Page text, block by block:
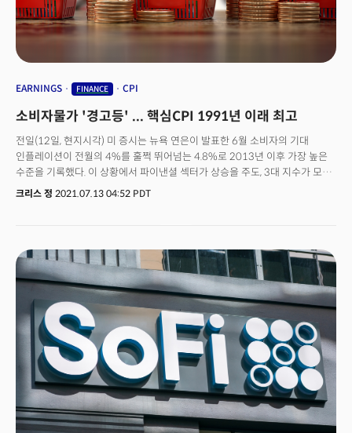
업체 패니 메이(Fannie Mae)의 크리사 헤일리 CFO 입장도 마찬가지다. 그는
“CFO는 재무만 담당하는 것이 아니라 ESG, 모델링, 분석 등에서도 집중할 수
있어야 한다”며 “CFO는 비즈니스가 어떤지 전반적으로 볼 수 있는 넓은
시야를 가지고 있어야 한다”고 말했다. 재무 계획을 분석해 전략적인 방향을
주장이다. 특히 헤일리 CFO는 재무팀은 우리 몸의 ‘간’과 같다고 비유했다.
것을 보고 CEO에게 데이터와 분석 정보, 재무적 배경을 제공해 CEO의
의사결정을 돕는다. 그는 “CFO는 CEO의 오른팔이다"라고 말했다. 불확실성
속에서 금융 기업들은 플레이북을 만든다. 다양한 시나리오 모델을 살펴보고
경제가 나아갈 수 있는 다양한 방법에 대해 생각한다. 헤일리 CFO는 “어떠한
계획을 가지고 있다고 해서 그 계획대로 흘러가지는 않지만 적어도 앞으로
어떻게 해야 하는지에 대한 플레이북이 있다는 것은 다행인 일”이라며 더 나은
데이터를 보고 결정한다. 데이터가 중요한 역할을 한다”라고 덧붙였다. 다음은
블룸버그 CFO 브리핑 컨퍼런스에 출연한 헤일리 패니 메이 CFO와 라슨
워크데이 CFO의 대담 전문이다.
EARNINGS FINANCE CPI
소비자물가 '경고등' ... 핵심CPI 1991년 이래 최고
전일(12일, 현지시각) 미 증시는 뉴욕 연은이 발표한 6월 소비자의 기대
인플레이션이 전월의 4%를 훌쩍 뛰어넘는 4.8%로 2013년 이후 가장 높은
수준을 기록했다. 이 상황에서 파이낸셜 섹터가 상승을 주도, 3대 지수가 모두
상승 마감했다. S&P500은 올해 39번째의 최고가 경신을 기록한 가운데 오늘
증가에 이어 2분기에도 전년대비 120%에 달하는 성장을 기록했을 것으로
전망됐다. 하지만 하반기 실적은 비용 증가 및 거래대금 감소 등으로 녹록치
않을 것으로 예상된다. 주가의 추가 상승여력은 배당 증액에 좌우될 것으로
관측된다. 한편 리치몬드 연은의 토마스 바킨 총재는 고용시장이 아직
채권매입 축소를 부를 정도로 회복되지 않았음을 시사했다. 뉴욕 연은의 존
윌리엄스 총재 역시 미국 경제가 아직 긴축을 시작할 정도의 여건을 충족하지
못하고 있음을 강조하며 연준 임원들이 일제히 비둘기파적인 메세지를
보였다는 점도 투자심리에 힘을 보탰다. 오늘 증시는 2분기 실적보고와 함께
미 노동통계국(BLS)이 발표하는 6월의 소비자물가지수(CPI)에 집중할
것으로 전망된다. 현재 시장은 일시적 인플레이션을 가격에 완전히 반영하고
있어 전망치를 웃도는 데이터가 나올 경우 상당한 변동성을 보일 것으로
관측된다. 현재 시장은 전일 뉴욕 연은의 인플레이션 지수에 단기 국채 금리가
크리스 정 2021.07.13 04:52 PDT